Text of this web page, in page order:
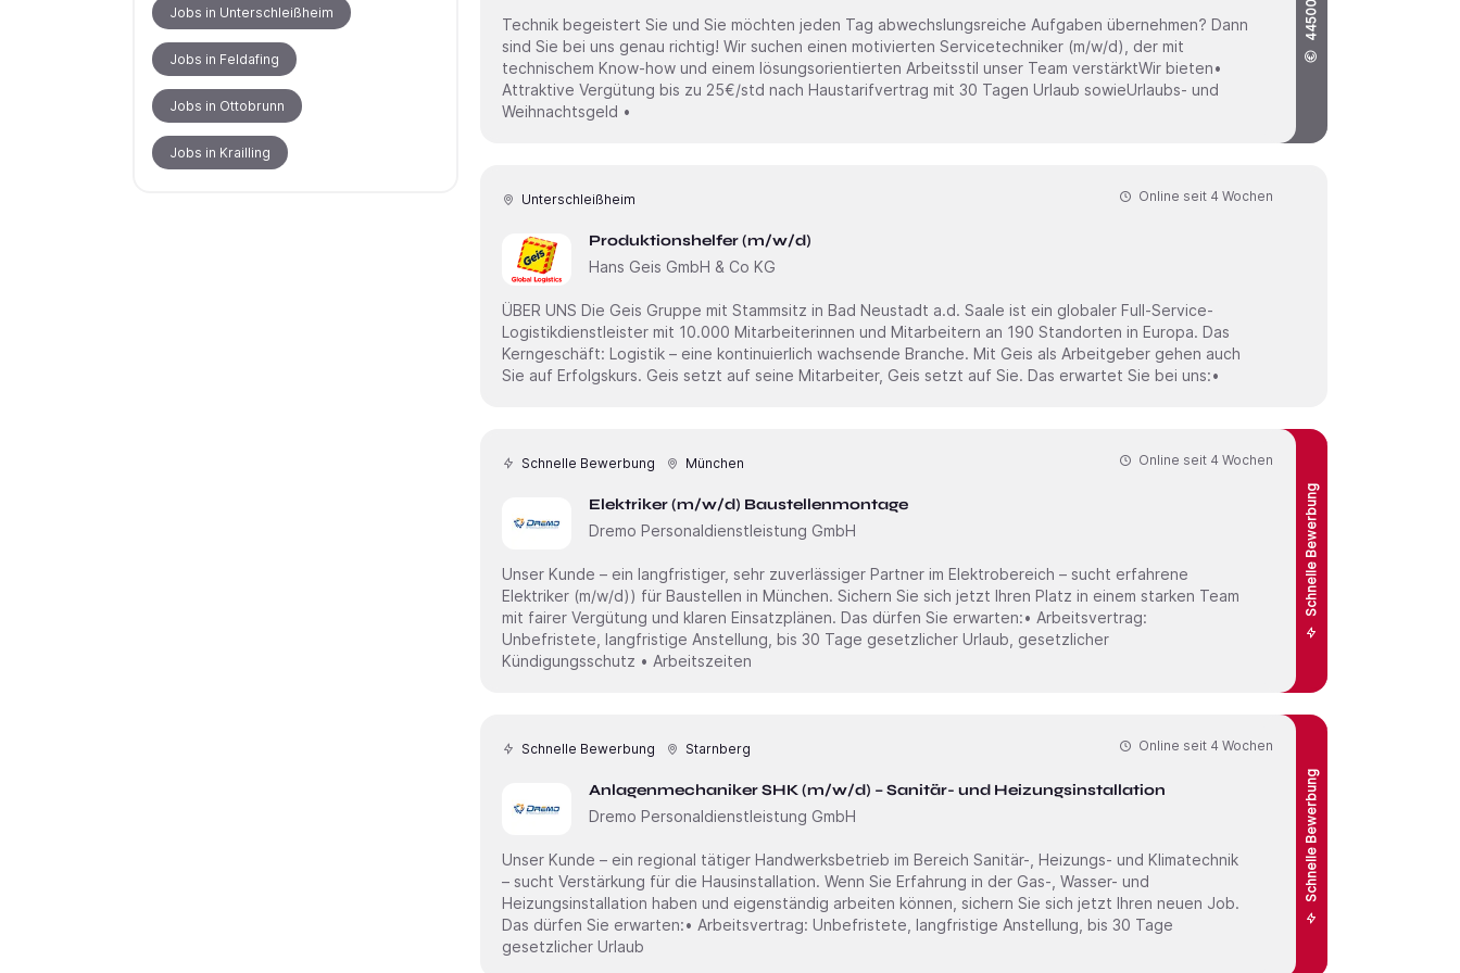
Technik begeistert Sie und Sie möchten jeden Tag abwechslungsreiche Aufgaben übernehmen? Dann
sind Sie bei uns genau richtig! Wir suchen einen motivierten Servicetechniker (m/w/d), der mit
technischem Know-how und einem lösungsorientierten Arbeitsstil unser Team verstärktWir bieten•
Attraktive Vergütung bis zu 25€/std nach Haustarifvertrag mit 30 Tagen Urlaub sowieUrlaubs- und
Weihnachtsgeld •
Unterschleißheim
Produktionshelfer (m/w/d)
Hans Geis GmbH & Co KG
Online seit 4 Wochen
ÜBER UNS Die Geis Gruppe mit Stammsitz in Bad Neustadt a.d. Saale ist ein globaler Full-Service-
Logistikdienstleister mit 10.000 Mitarbeiterinnen und Mitarbeitern an 190 Standorten in Europa. Das
Kerngeschäft: Logistik – eine kontinuierlich wachsende Branche. Mit Geis als Arbeitgeber gehen auch
Sie auf Erfolgskurs. Geis setzt auf seine Mitarbeiter, Geis setzt auf Sie. Das erwartet Sie bei uns:•
Schnelle Bewerbung München
Elektriker (m/w/d) Baustellenmontage
Dremo Personaldienstleistung GmbH
Schnelle Bewerbung
Online seit 4 Wochen
Unser Kunde – ein langfristiger, sehr zuverlässiger Partner im Elektrobereich – sucht erfahrene
Elektriker (m/w/d)) für Baustellen in München. Sichern Sie sich jetzt Ihren Platz in einem starken Team
mit fairer Vergütung und klaren Einsatzplänen. Das dürfen Sie erwarten:• Arbeitsvertrag:
Unbefristete, langfristige Anstellung, bis 30 Tage gesetzlicher Urlaub, gesetzlicher
Kündigungsschutz • Arbeitszeiten
Schnelle Bewerbung Starnberg
Anlagenmechaniker SHK (m/w/d) – Sanitär- und Heizungsinstallation
Dremo Personaldienstleistung GmbH
Schnelle Bewerbung
Online seit 4 Wochen
Unser Kunde – ein regional tätiger Handwerksbetrieb im Bereich Sanitär-, Heizungs- und Klimatechnik
– sucht Verstärkung für die Hausinstallation. Wenn Sie Erfahrung in der Gas-, Wasser- und
Heizungsinstallation haben und eigenständig arbeiten können, sichern Sie sich jetzt Ihren neuen Job.
Das dürfen Sie erwarten:• Arbeitsvertrag: Unbefristete, langfristige Anstellung, bis 30 Tage
gesetzlicher Urlaub
Jobs in Unterschleißheim
Jobs in Feldafing
Jobs in Ottobrunn
Jobs in Krailling